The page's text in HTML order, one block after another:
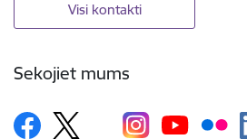
Visi kontakti
Sekojiet mums